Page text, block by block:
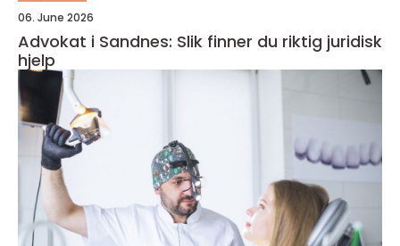
06. June 2026
Advokat i Sandnes: Slik finner du riktig juridisk
hjelp